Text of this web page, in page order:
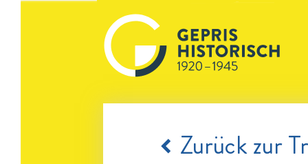
Zurück zur